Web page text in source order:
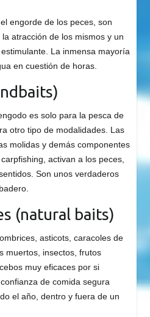
engorde de los peces, son
atracción de los mismos y un
La inmensa mayoría
en cuestión de horas.
es solo para la pesca de
otro tipo de modalidades. Las
molidas y demás componentes
activan a los peces,
Son unos verdaderos
(natural baits)
asticots, caracoles de
muertos, insectos, frutos
muy eficaces por si
de comida segura
el año, dentro y fuera de un